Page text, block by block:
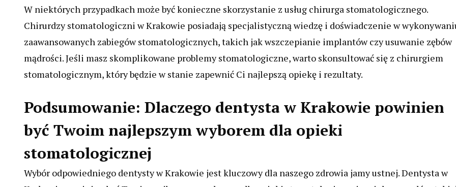
W niektórych przypadkach może być konieczne skorzystanie z usług chirurga stomatologicznego.
Chirurdzy stomatologiczni w Krakowie posiadają specjalistyczną wiedzę i doświadczenie w
zaawansowanych zabiegów stomatologicznych, takich jak wszczepianie implantów czy usuwanie zębów
mądrości. Jeśli masz skomplikowane problemy stomatologiczne, warto skonsultować się z chirurgiem
stomatologicznym, który będzie w stanie zapewnić Ci najlepszą opiekę i rezultaty.
Podsumowanie: Dlaczego dentysta w Krakowie powinien
być Twoim najlepszym wyborem dla opieki
stomatologicznej
Wybór odpowiedniego dentysty w Krakowie jest kluczowy dla naszego zdrowia jamy ustnej. Dentysta w